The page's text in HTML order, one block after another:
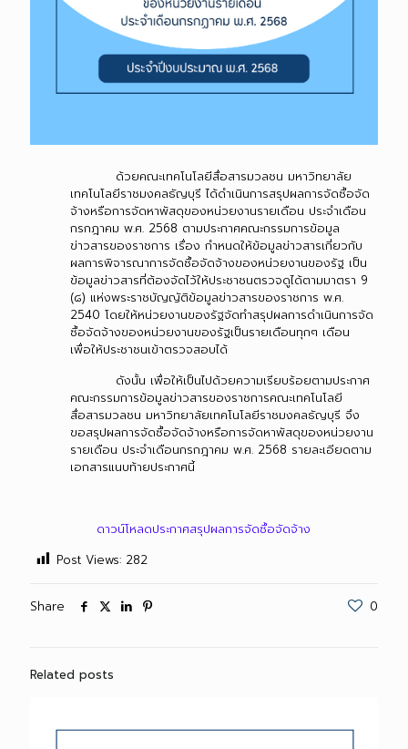
ด้วยคณะเทคโนโลยีสื่อสารมวลชน มหาวิทยาลัย
เทคโนโลยีราชมงคลธัญบุรี ได้ดำเนินการสรุปผลการจัดซื้อจัด
จ้างหรือการจัดหาพัสดุของหน่วยงานรายเดือน ประจำเดือน
กรกฎาคม พ.ศ. 2568 ตามประกาศคณะกรรมการข้อมูล
ข่าวสารของราชการ เรื่อง กำหนดให้ข้อมูลข่าวสารเกี่ยวกับ
ผลการพิจารณาการจัดซื้อจัดจ้างของหน่วยงานของรัฐ เป็น
ข้อมูลข่าวสารที่ต้องจัดไว้ให้ประชาชนตรวจดูได้ตามมาตรา 9
(๘) แห่งพระราชบัญญัติข้อมูลข่าวสารของราชการ พ.ศ.
2540 โดยให้หน่วยงานของรัฐจัดทำสรุปผลการดำเนินการจัด
ซื้อจัดจ้างของหน่วยงานของรัฐเป็นรายเดือนทุกๆ เดือน
เพื่อให้ประชาชนเข้าตรวจสอบได้
ดังนั้น เพื่อให้เป็นไปด้วยความเรียบร้อยตามประกาศ
คณะกรรมการข้อมูลข่าวสารของราชการคณะเทคโนโลยี
สื่อสารมวลชน มหาวิทยาลัยเทคโนโลยีราชมงคลธัญบุรี จึง
ขอสรุปผลการจัดซื้อจัดจ้างหรือการจัดหาพัสดุของหน่วยงาน
รายเดือน ประจำเดือนกรกฎาคม พ.ศ. 2568 รายละเอียดตาม
เอกสารแนบท้ายประกาศนี้
ดาวน์โหลดประกาศสรุปผลการจัดซื้อจัดจ้าง
Post Views: 282
Share 0
Related posts